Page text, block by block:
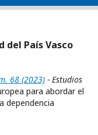
del País Vasco
68 (2023) - Estudios
para abordar el
dependencia